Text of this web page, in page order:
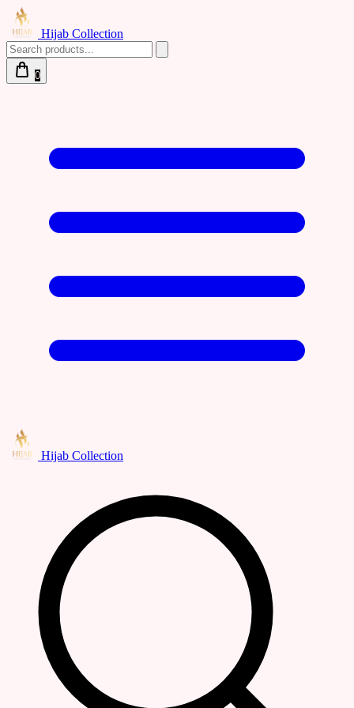
Hijab Collection
0
Hijab Collection